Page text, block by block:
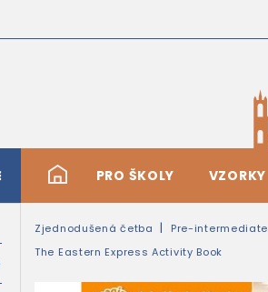
# PRO ŠKOLY VZORKY
Zjednodušená četba Pre-intermediate
The Eastern Express Activity Book